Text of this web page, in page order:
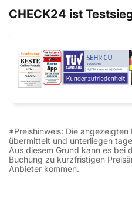
CHECK24 ist
*Preishinweis: Die
übermittelt und unterliegen
Aus diesem Grund kann es bei
Buchung zu kurzfristigen
Anbieter kommen.